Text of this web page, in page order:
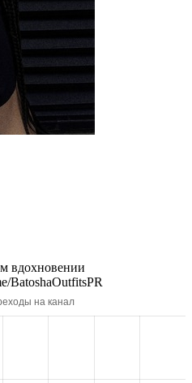
вдохновении
BatoshaOutfitsPR